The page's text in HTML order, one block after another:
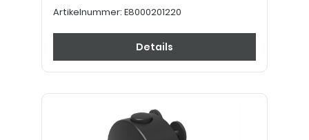
Artikelnummer: E8000201220
Details